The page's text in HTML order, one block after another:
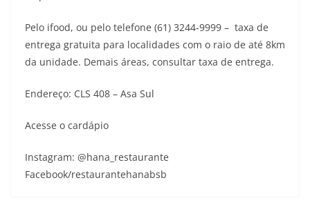
Pelo ifood, ou pelo telefone (61) 3244-9999 – taxa de
entrega gratuita para localidades com o raio de até 8km
da unidade. Demais áreas, consultar taxa de entrega.
Endereço: CLS 408 – Asa Sul
Acesse o cardápio
Instagram: @hana_restaurante
Facebook/restaurantehanabsb